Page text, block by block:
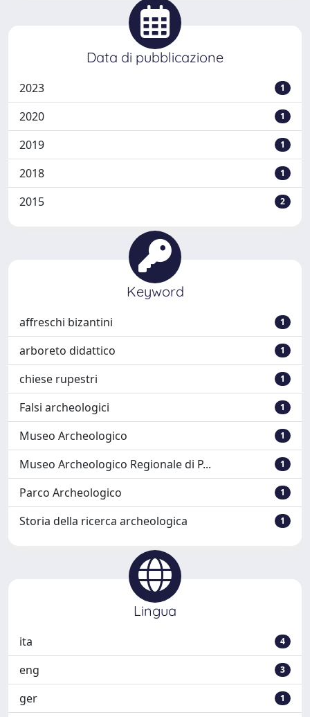
Data di pubblicazione
2023 1
2020 1
2019 1
2018 1
2015 2
Keyword
affreschi bizantini 1
arboreto didattico 1
chiese rupestri 1
Falsi archeologici 1
Museo Archeologico 1
Museo Archeologico Regionale di P... 1
Parco Archeologico 1
Storia della ricerca archeologica 1
Lingua
ita 4
eng 3
ger 1